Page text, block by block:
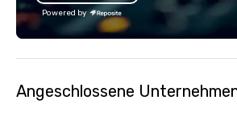
Powered by
Angeschlossene